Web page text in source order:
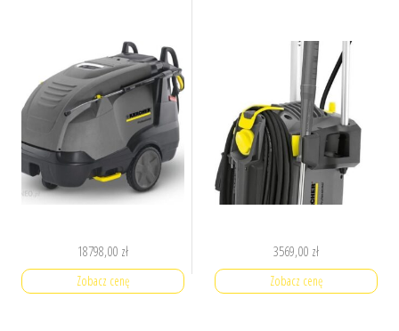
18798,00 zł
Zobacz cenę
3569,00 zł
Zobacz cenę